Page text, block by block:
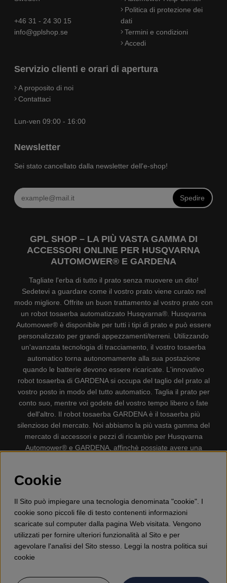
+46 31 - 24 30 15
info@gplshop.se
Politica di protezione dei
dati
Termini e condizioni
Accedi
Servizio clienti e orari di apertura
A proposito di noi
Contattaci
Lun-ven 09:00 - 16:00
Newsletter
Sei stato cancellato dalla newsletter dell'e-shop!
Spedire
GPL SHOP – LA PIÙ VASTA GAMMA DI
ACCESSORI ONLINE PER HUSQVARNA
AUTOMOWER® E GARDENA
Tagliate l'erba di tutto il prato senza muovere un dito!
Sedetevi a guardare come il vostro prato viene curato nel
modo migliore. Offrite un buon trattamento al vostro prato con
un robot tosaerba automatizzato Husqvarna®. Husqvarna
Automower® è disponibile per tutti i tipi di prato e può essere
personalizzato per grandi appezzamenti/terreni. Utilizzando
un'avanzata tecnologia di tracciamento, il vostro tosaerba
automatico torna autonomamente alla sua postazione
quando le batterie devono essere ricaricate. L'innovativo
robot tosaerba di GARDENA si occupa del taglio del prato al
vostro posto in modo del tutto automatico. Taglia il prato per
conto suo, mentre voi godete del vostro tempo libero o fate
dell'altro. Il robot tosaerba GARDENA è il tosaerba più
silenzioso del mercato. Noi abbiamo la più vasta gamma del
mercato di accessori e pezzi di ricambio per Husqvarna
Automower® e GARDENA, affinchè possiate avere una
Accessori per la protezione personale, Decespugliatori,
Aspirapolvere, Mototroncatrici, Attrezzature Forestali,
Lubrificanti, Carburanti, Giocattolo per bambini ETC.
Cookie
Il Sito può impiegare una tecnologia denominata "cookie". I
cookie sono piccoli file di testo contenenti informazioni
scaricate sul computer dalla pagina Web visitata. Vengono
utilizzati per fornire ulteriori funzionalità al Sito e per
agevolare l'analisi del Sito stesso. Leggi la nostra politica sui
cookie